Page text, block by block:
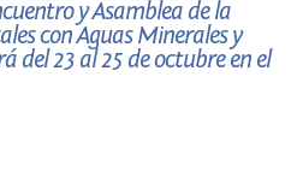
y Asamblea de la
con Aguas Minerales y
del 23 al 25 de octubre en el